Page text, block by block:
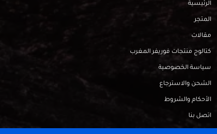
الرئيسية
المتجر
مقالات
كتالوج منتجات فوريفر المغرب
سياسة الخصوصية
الشحن والاسترجاع
الأحكام والشروط
اتصل بنا